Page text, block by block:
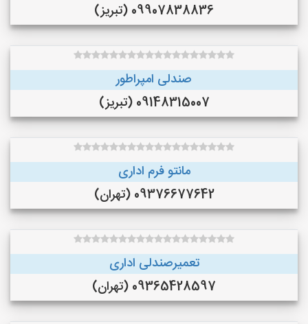
09907838836 (تبریز)
صندلی امپراطور
09148315007 (تبریز)
مانتو فرم اداری
09376677642 (تهران)
تعمیرصندلی اداری
09365428597 (تهران)